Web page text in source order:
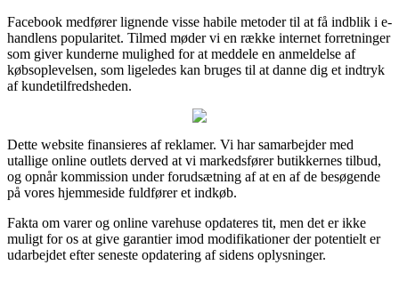
Facebook medfører lignende visse habile metoder til at få indblik i e-
handlens popularitet. Tilmed møder vi en række internet forretninger
som giver kunderne mulighed for at meddele en anmeldelse af
købsoplevelsen, som ligeledes kan bruges til at danne dig et indtryk
af kundetilfredsheden.
Dette website finansieres af reklamer. Vi har samarbejder med
utallige online outlets derved at vi markedsfører butikkernes tilbud,
og opnår kommission under forudsætning af at en af de besøgende
på vores hjemmeside fuldfører et indkøb.
Fakta om varer og online varehuse opdateres tit, men det er ikke
muligt for os at give garantier imod modifikationer der potentielt er
udarbejdet efter seneste opdatering af sidens oplysninger.